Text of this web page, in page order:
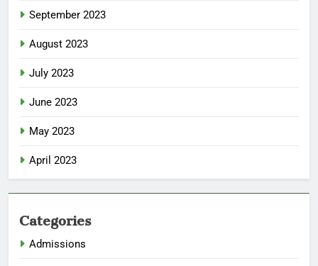
September 2023
August 2023
July 2023
June 2023
May 2023
April 2023
Categories
Admissions